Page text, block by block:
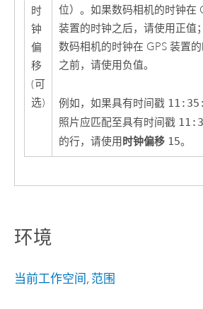
时
钟
偏
移
(可
选)
位）。如果数码相机的时钟在
装置的时钟之后，请使用正值
数码相机的时钟在 GPS 装置
之前，请使用负值。
例如，如果具有时间戳
照片应匹配至具有时间戳
的行，请使用 时钟偏移 15。
环境
当前工作空间, 范围